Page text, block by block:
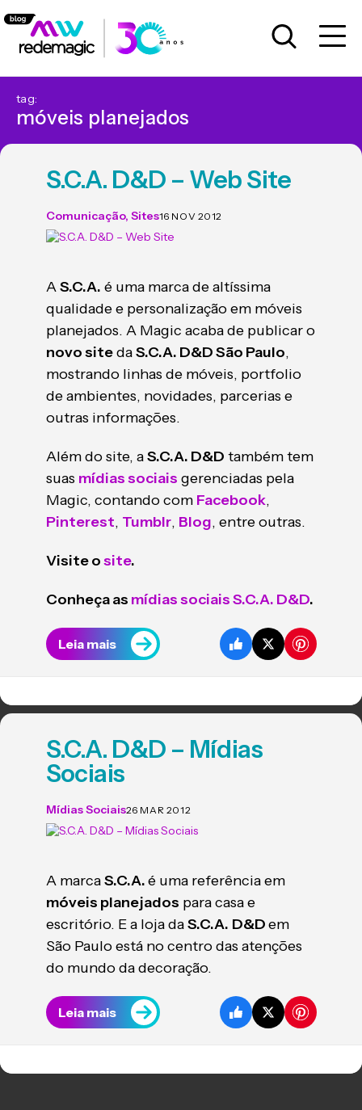
tag:
móveis planejados
S.C.A. D&D – Web Site
Comunicação, Sites16 NOV 2012
AS.C.A. é uma marca de altíssima
qualidade e personalização em móveis
planejados. A Magic acaba de publicar o
novo sitedaS.C.A. D&D São Paulo,
mostrando linhas de móveis, portfolio
de ambientes, novidades, parcerias e
outras informações.
Além do site, aS.C.A. D&D também tem
suas mídias sociais gerenciadas pela
Magic, contando com Facebook,
Pinterest, Tumblr, Blog, entre outras.
Visite osite.
Conheça as mídias sociais S.C.A. D&D.
Leia mais
S.C.A. D&D – Mídias
Sociais
Mídias Sociais26 MAR 2012
A marcaS.C.A.é uma referência em
móveis planejados para casa e
escritório. E a loja daS.C.A. D&Dem
São Paulo está no centro das atenções
do mundo da decoração.
Leia mais